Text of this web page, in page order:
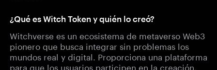
¿Qué es Witch Token y quién lo creó?
Witchverse es un ecosistema de metaverso Web3
pionero que busca integrar sin problemas los
mundos real y digital. Proporciona una plataforma
para que los usuarios participen en la creación,